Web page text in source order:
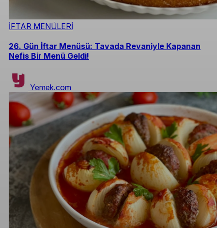
İFTAR MENÜLERİ
26. Gün İftar Menüsü: Tavada Revaniyle Kapanan
Nefis Bir Menü Geldi!
Yemek.com